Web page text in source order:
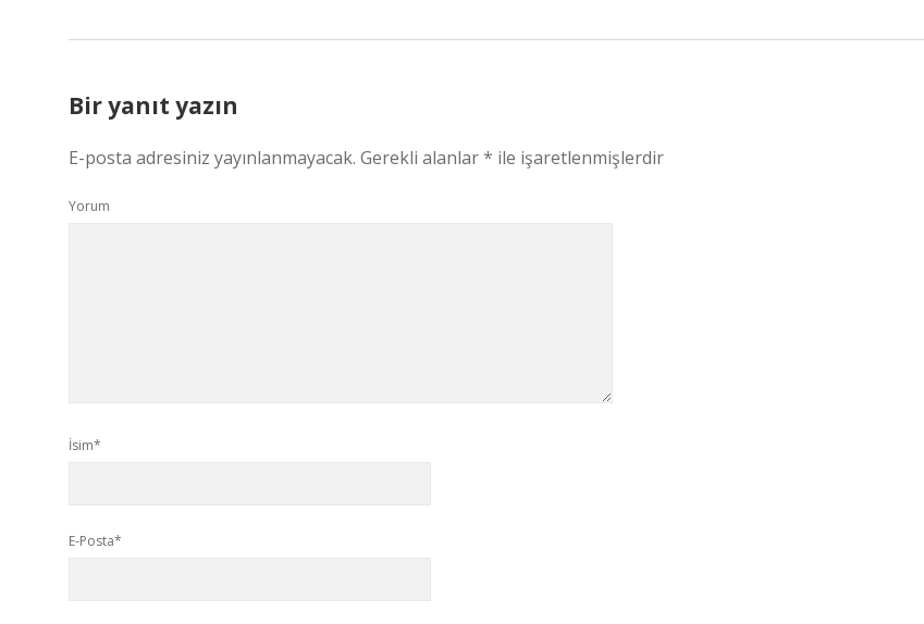
Bir yanıt yazın
E-posta adresiniz yayınlanmayacak. Gerekli alanlar* ile işaretlenmişlerdir
Yorum
İsim*
E-Posta*